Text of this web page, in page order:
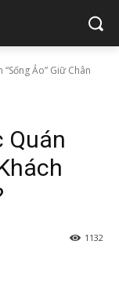
Ảo” Giữ Chân
Quán
1132